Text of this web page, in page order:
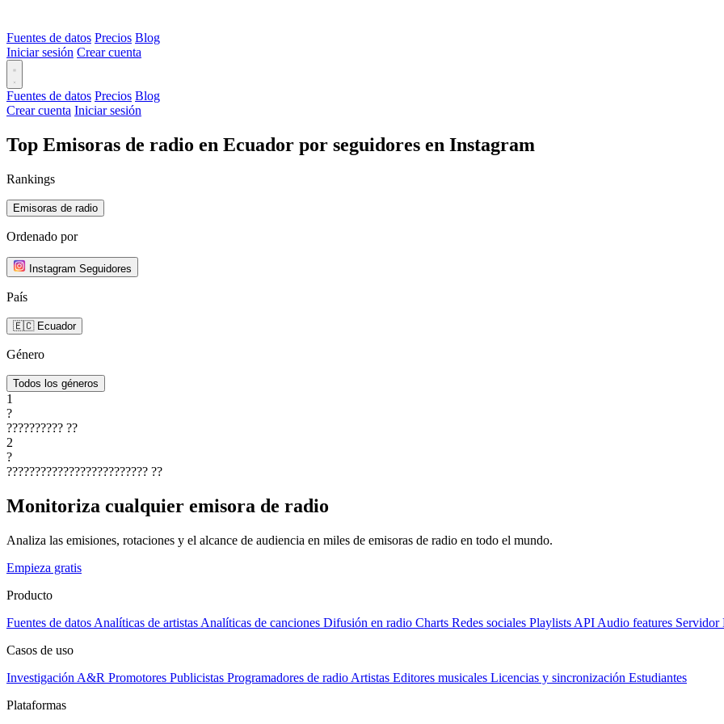
Fuentes de datos Precios Blog
Iniciar sesión Crear cuenta
Fuentes de datos Precios Blog
Crear cuenta Iniciar sesión
Top Emisoras de radio en Ecuador por seguidores en Instagram
Rankings
Emisoras de radio
Ordenado por
Instagram Seguidores
País
🇪🇨 Ecuador
Género
Todos los géneros
1
?
?????????? ??
2
?
????????????????????????? ??
Monitoriza cualquier emisora de radio
Analiza las emisiones, rotaciones y el alcance de audiencia en miles de emisoras de radio en todo el mundo.
Empieza gratis
Producto
Fuentes de datos Analíticas de artistas Analíticas de canciones Difusión en radio Charts Redes sociales Playlists API Audio features Servidor
Casos de uso
Investigación A&R Promotores Publicistas Programadores de radio Artistas Editores musicales Licencias y sincronización Estudiantes
Plataformas